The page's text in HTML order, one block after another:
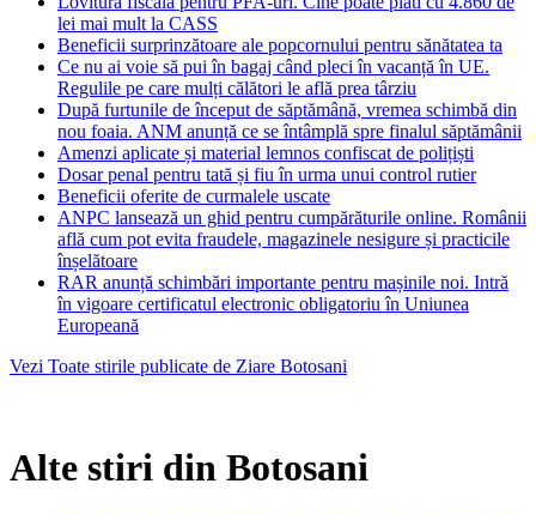
lei mai mult la CASS
Beneficii surprinzătoare ale popcornului pentru sănătatea ta
Ce nu ai voie să pui în bagaj când pleci în vacanță în UE.
Regulile pe care mulți călători le află prea târziu
După furtunile de început de săptămână, vremea schimbă din
nou foaia. ANM anunță ce se întâmplă spre finalul săptămânii
Amenzi aplicate și material lemnos confiscat de polițiști
Dosar penal pentru tată și fiu în urma unui control rutier
Beneficii oferite de curmalele uscate
ANPC lansează un ghid pentru cumpărăturile online. Românii
află cum pot evita fraudele, magazinele nesigure și practicile
înșelătoare
RAR anunță schimbări importante pentru mașinile noi. Intră
în vigoare certificatul electronic obligatoriu în Uniunea
Europeană
Vezi Toate stirile publicate de Ziare Botosani
Alte stiri din Botosani